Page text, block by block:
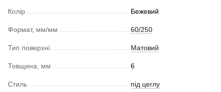
Колір Бежевий
Формат, мм/мм 60/250
Тип поверхні Матовий
Товщина, мм 6
Стиль під цеглу